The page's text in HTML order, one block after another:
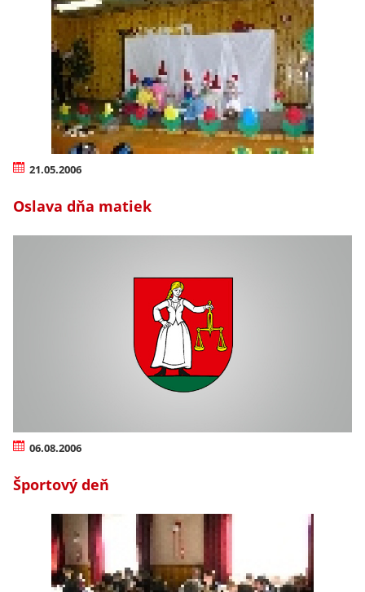
21.05.2006
Oslava dňa matiek
06.08.2006
Športový deň